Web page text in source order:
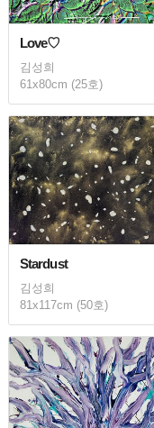
Love♡
김성희
61x80cm (25호)
Stardust
김성희
81x117cm (50호)